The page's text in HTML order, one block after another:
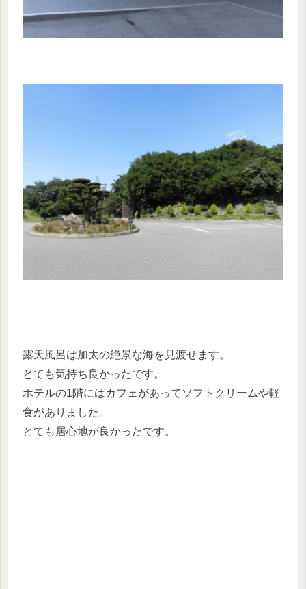
露天風呂は加太の絶景な海を見渡せます。
とても気持ち良かったです。
ホテルの1階にはカフェがあってソフトクリームや軽
食がありました。
とても居心地が良かったです。